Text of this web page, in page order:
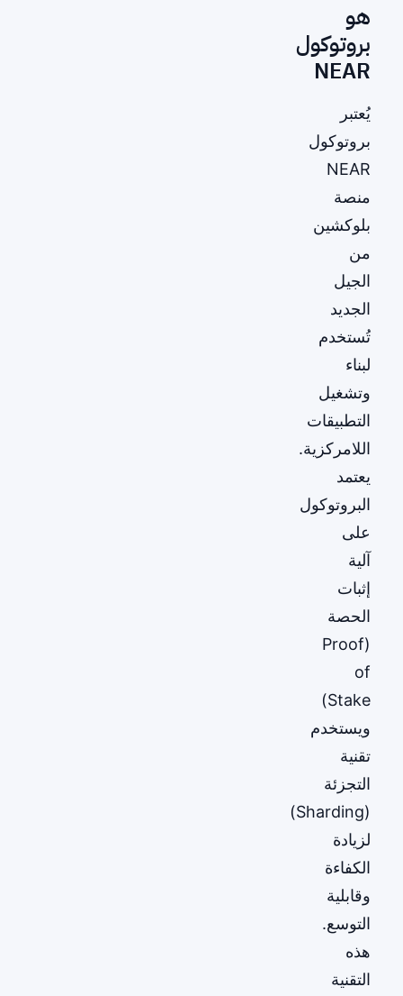
هو
بروتوكول
NEAR
يُعتبر
بروتوكول
NEAR
منصة
بلوكشين
من
الجيل
الجديد
تُستخدم
لبناء
وتشغيل
التطبيقات
اللامركزية.
يعتمد
البروتوكول
على
آلية
إثبات
الحصة
(Proof
of
Stake)
ويستخدم
تقنية
التجزئة
(Sharding)
لزيادة
الكفاءة
وقابلية
التوسع.
هذه
التقنية